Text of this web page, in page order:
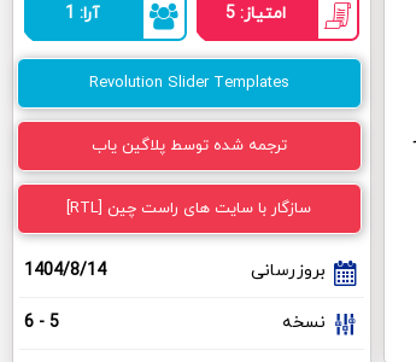
امتیاز: 5 آرا: 1
Revolution Slider Templates
ترجمه شده توسط پلاگین یاب
سازگار با سایت های راست چین [RTL]
بروزرسانی 1404/8/14
نسخه 5 - 6